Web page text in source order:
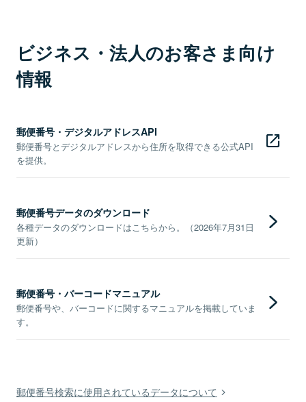
ビジネス・法人のお客さま向け
情報
郵便番号・デジタルアドレスAPI
郵便番号とデジタルアドレスから住所を取得できる公式API
を提供。
郵便番号データのダウンロード
各種データのダウンロードはこちらから。（2026年7月31日
更新）
郵便番号・バーコードマニュアル
郵便番号や、バーコードに関するマニュアルを掲載していま
す。
郵便番号検索に使用されているデータについて